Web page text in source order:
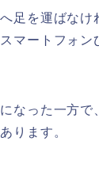
足を運ばなけ
マートフォン
なった一方で
ります。